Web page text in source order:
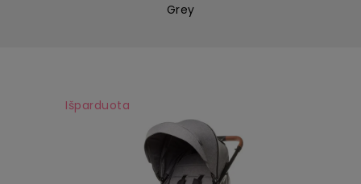
Grey
Išparduota